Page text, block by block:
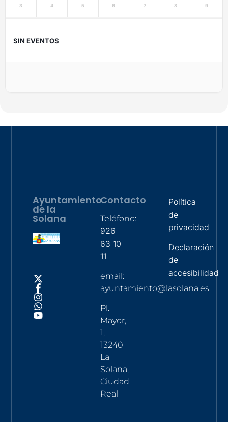
3 4 5 6 7 8 9
SIN EVENTOS
Ayuntamiento
de la
Solana
Contacto
Teléfono:
926
63 10
11
email:
ayuntamiento@lasolana.es
Pl.
Mayor,
1,
13240
La
Solana,
Ciudad
Real
Política
de
privacidad
Declaración
de
accesibilidad